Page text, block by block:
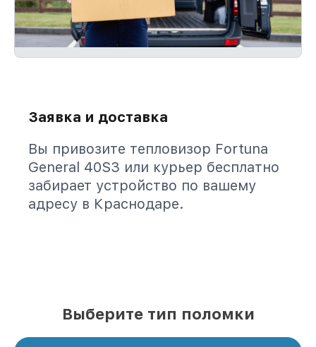
Заявка и доставка
Вы привозите тепловизор Fortuna
General 40S3 или курьер бесплатно
забирает устройство по вашему
адресу в Краснодаре.
Выберите тип поломки